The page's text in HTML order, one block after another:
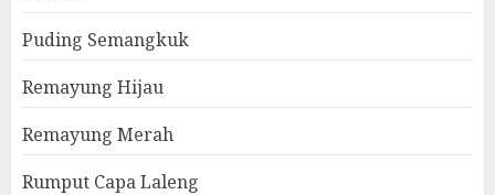
Puding Semangkuk
Remayung Hijau
Remayung Merah
Rumput Capa Laleng